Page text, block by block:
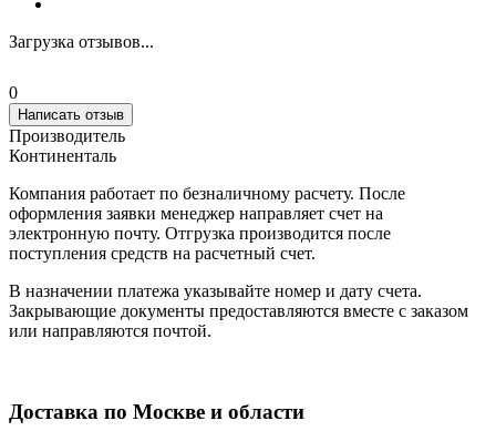
Загрузка отзывов...
0
Написать отзыв
Производитель
Континенталь
Компания работает по безналичному расчету. После
оформления заявки менеджер направляет счет на
электронную почту. Отгрузка производится после
поступления средств на расчетный счет.
В назначении платежа указывайте номер и дату счета.
Закрывающие документы предоставляются вместе с заказом
или направляются почтой.
Доставка по Москве и области